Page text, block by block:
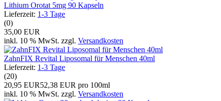
Lithium Orotat 5mg 90 Kapseln
Lieferzeit: 1-3 Tage
(0)
35,00 EUR
inkl. 10 % MwSt. zzgl. Versandkosten
ZahnFIX Revital Liposomal für Menschen 40ml
Lieferzeit: 1-3 Tage
(20)
20,95 EUR52,38 EUR pro 100ml
inkl. 10 % MwSt. zzgl. Versandkosten